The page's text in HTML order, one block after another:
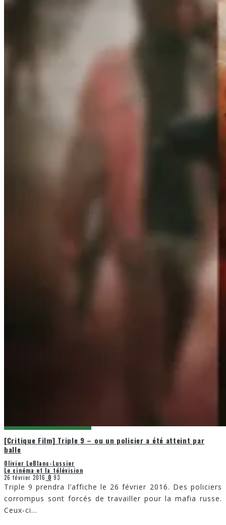
balle
Olivier LeBlanc-Lussier
Le cinéma et la télévision
26 février 2016
93
Triple 9 prendra l’affiche le 26 février 2016. Des policiers
corrompus sont forcés de travailler pour la mafia russe.
Ceux-ci...